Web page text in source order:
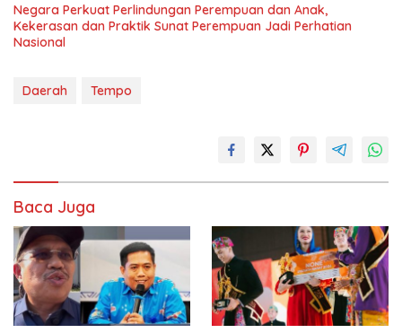
Negara Perkuat Perlindungan Perempuan dan Anak,
Kekerasan dan Praktik Sunat Perempuan Jadi Perhatian
Nasional
Daerah Tempo
Baca Juga